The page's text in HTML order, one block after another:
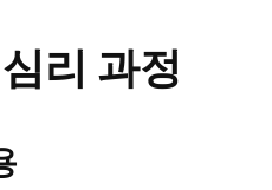
리 과정